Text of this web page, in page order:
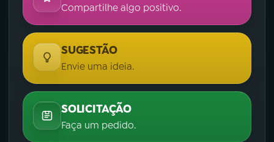
Compartilhe algo positivo.
SUGESTÃO
Envie uma ideia.
SOLICITAÇÃO
Faça um pedido.